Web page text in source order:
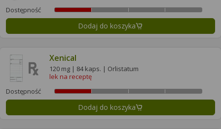
Dostępność
Dodaj do koszyka
Xenical
120 mg | 84 kaps. | Orlistatum
lek na receptę
Dostępność
Dodaj do koszyka